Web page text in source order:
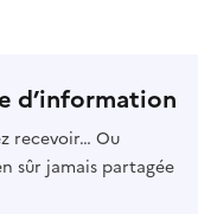
d’information
recevoir… Ou
sûr jamais partagée